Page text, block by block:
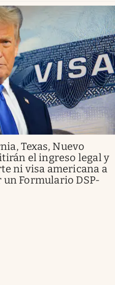
Texas, Nuevo
el ingreso legal y
ni visa americana a
Formulario DSP-